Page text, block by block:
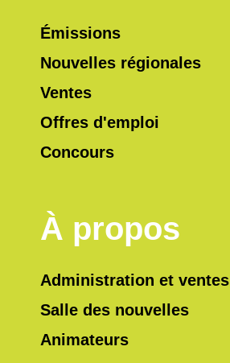
Émissions
Nouvelles régionales
Ventes
Offres d'emploi
Concours
À propos
Administration et ventes
Salle des nouvelles
Animateurs